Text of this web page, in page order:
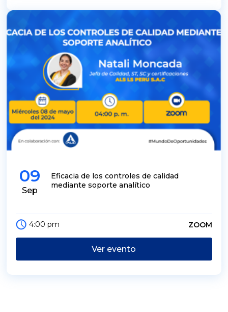
09
Sep
Eficacia de los controles de calidad
mediante soporte analítico
4:00 pm ZOOM
Ver evento